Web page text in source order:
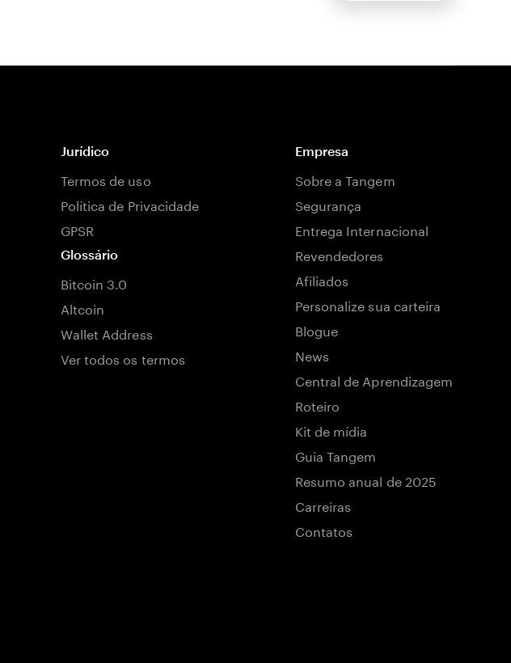
Jurídico
Termos de uso
Política de Privacidade
GPSR
Glossário
Bitcoin 3.0
Altcoin
Wallet Address
Ver todos os termos
Empresa
Sobre a Tangem
Segurança
Entrega Internacional
Revendedores
Afiliados
Personalize sua carteira
Blogue
News
Central de Aprendizagem
Roteiro
Kit de mídia
Guia Tangem
Resumo anual de 2025
Carreiras
Contatos